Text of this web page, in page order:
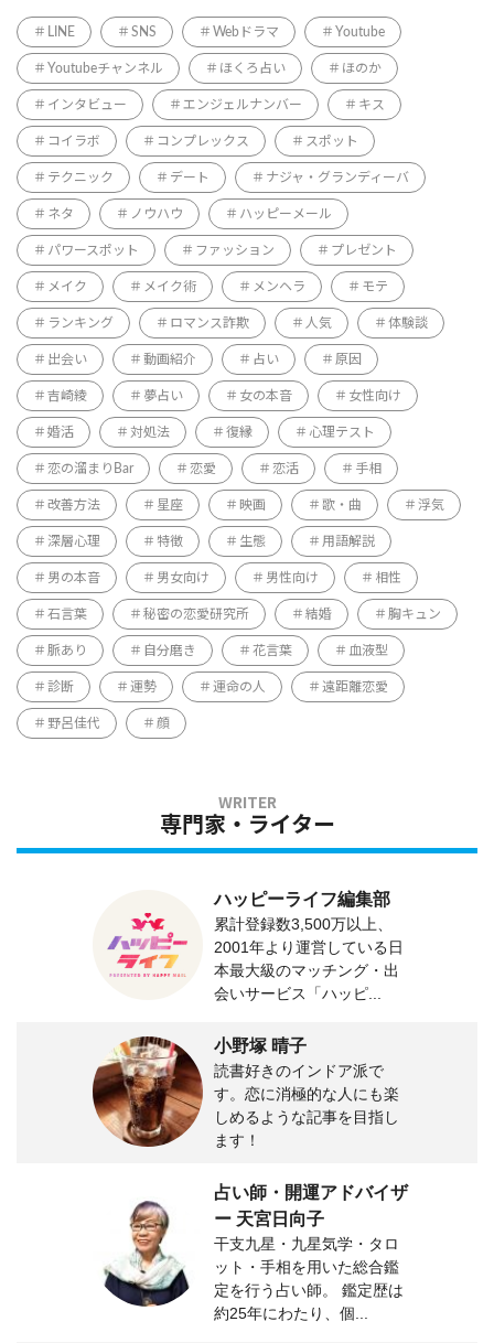
LINE SNS Webドラマ Youtube
Youtubeチャンネル ほくろ占い ほのか
インタビュー エンジェルナンバー キス
コイラボ コンプレックス スポット
テクニック デート ナジャ・グランディーバ
ネタ ノウハウ ハッピーメール
パワースポット ファッション プレゼント
メイク メイク術 メンヘラ モテ
ランキング ロマンス詐欺 人気 体験談
出会い 動画紹介 占い 原因
吉崎綾 夢占い 女の本音 女性向け
婚活 対処法 復縁 心理テスト
恋の溜まりBar 恋愛 恋活 手相
改善方法 星座 映画 歌・曲 浮気
深層心理 特徴 生態 用語解説
男の本音 男女向け 男性向け 相性
石言葉 秘密の恋愛研究所 結婚 胸キュン
脈あり 自分磨き 花言葉 血液型
診断 運勢 運命の人 遠距離恋愛
野呂佳代 顔
専門家・ライター
ハッピーライフ編集部
累計登録数3,500万以上、
2001年より運営している日
本最大級のマッチング・出
会いサービス「ハッピ...
小野塚 晴子
読書好きのインドア派で
す。恋に消極的な人にも楽
しめるような記事を目指し
ます！
占い師・開運アドバイザ
ー 天宮日向子
干支九星・九星気学・タロ
ット・手相を用いた総合鑑
定を行う占い師。 鑑定歴は
約25年にわたり、個...